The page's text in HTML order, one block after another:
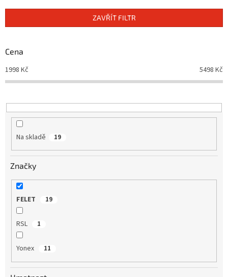
r
d
k
t
ZAVŘÍT FILTR
Cena
1998 Kč 5498 Kč
Na skladě 19
Značky
FELET 19
RSL 1
Yonex 11